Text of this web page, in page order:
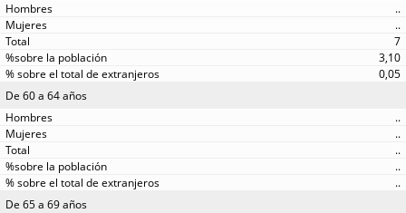
..
..
7
3,10
0,05
De 60 a 64 años
..
..
..
..
..
De 65 a 69 años